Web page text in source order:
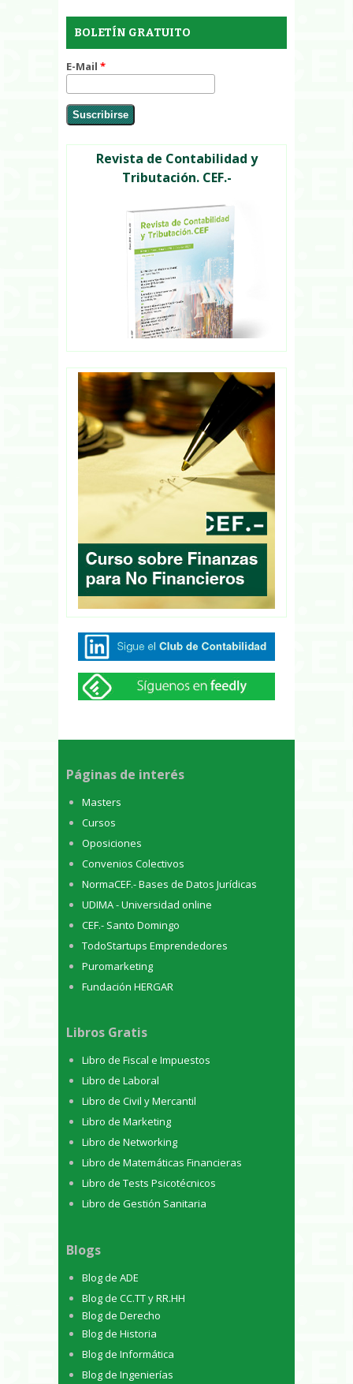
BOLETÍN GRATUITO
E-Mail *
Revista de Contabilidad y
Tributación. CEF.-
Páginas de interés
Masters
Cursos
Oposiciones
Convenios Colectivos
NormaCEF.- Bases de Datos Jurídicas
UDIMA - Universidad online
CEF.- Santo Domingo
TodoStartups Emprendedores
Puromarketing
Fundación HERGAR
Libros Gratis
Libro de Fiscal e Impuestos
Libro de Laboral
Libro de Civil y Mercantil
Libro de Marketing
Libro de Networking
Libro de Matemáticas Financieras
Libro de Tests Psicotécnicos
Libro de Gestión Sanitaria
Blogs
Blog de ADE
Blog de CC.TT y RR.HH
Blog de Derecho
Blog de Historia
Blog de Informática
Blog de Ingenierías